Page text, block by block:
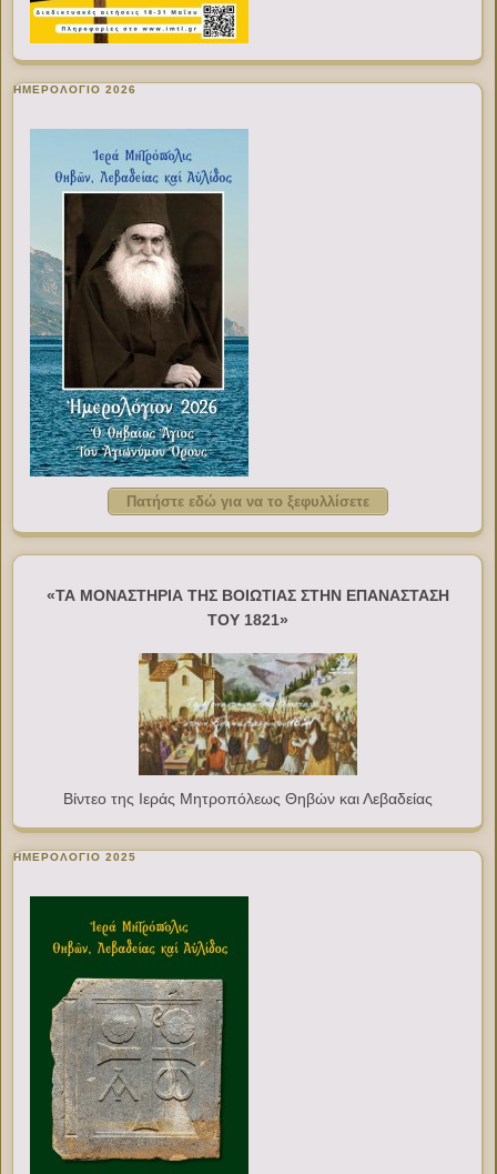
ΗΜΕΡΟΛΟΓΙΟ 2026
Πατήστε εδώ για να το ξεφυλλίσετε
«ΤΑ ΜΟΝΑΣΤΗΡΙΑ ΤΗΣ ΒΟΙΩΤΙΑΣ ΣΤΗΝ ΕΠΑΝΑΣΤΑΣΗ
ΤΟΥ 1821»
Βίντεο της Ιεράς Μητροπόλεως Θηβών και Λεβαδείας
ΗΜΕΡΟΛΟΓΙΟ 2025